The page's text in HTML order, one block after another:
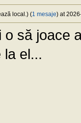
local.) (1 mesaje) at
o să joace
el...